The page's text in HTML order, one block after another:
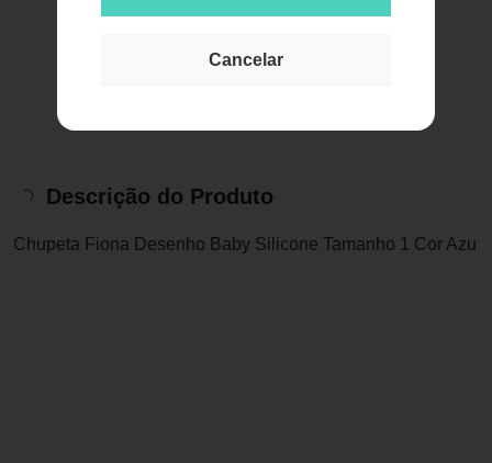
Cancelar
Descrição do Produto
Chupeta Fiona Desenho Baby Silicone Tamanho 1 Cor Azu